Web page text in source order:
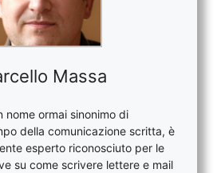
Massa
nome ormai sinonimo di
della comunicazione scritta, è
esperto riconosciuto per le
su come scrivere lettere e mail